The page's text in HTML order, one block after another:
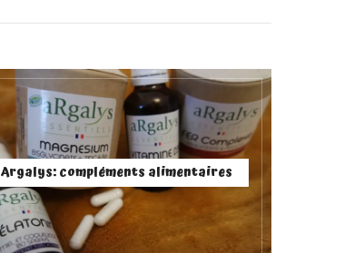
Argalys: compléments alimentaires